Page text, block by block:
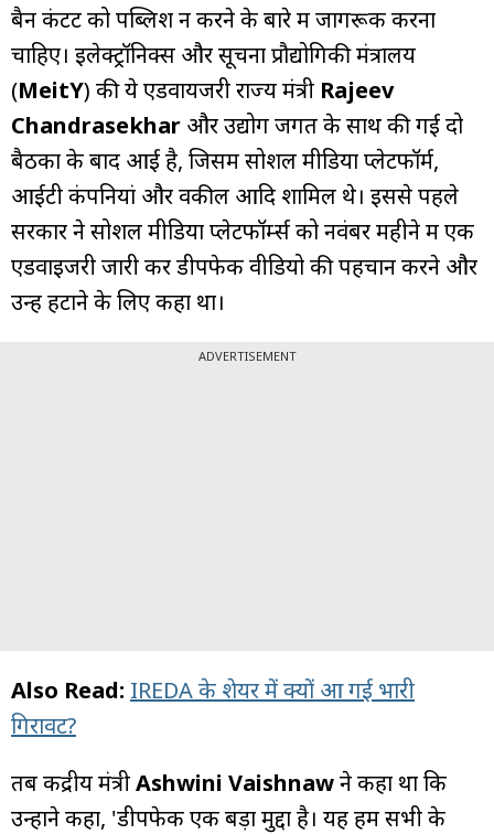
बैन कंटेंट को पब्लिश न करने के बारे में जागरूक करना
चाहिए। इलेक्ट्रॉनिक्स और सूचना प्रौद्योगिकी मंत्रालय
(MeitY) की ये एडवायजरी राज्य मंत्री Rajeev
Chandrasekhar और उद्योग जगत के साथ की गई दो
बैठकों के बाद आई है, जिसमें सोशल मीडिया प्लेटफॉर्म,
आईटी कंपनियां और वकील आदि शामिल थे। इससे पहले
सरकार ने सोशल मीडिया प्लेटफॉर्म्स को नवंबर महीने में एक
एडवाइजरी जारी कर डीपफेक वीडियो की पहचान करने और
उन्हें हटाने के लिए कहा था।
ADVERTISEMENT
Also Read: IREDA के शेयर में क्यों आ गई भारी
गिरावट?
तब केंद्रीय मंत्रीAshwini Vaishnawने कहा था कि
उन्होंने कहा, 'डीपफेक एक बड़ा मुद्दा है। यह हम सभी के